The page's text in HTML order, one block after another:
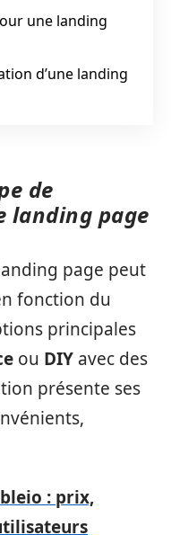
une landing
d’une landing
de
landing page
page peut
fonction du
principales
ou DIY avec des
présente ses
: prix,